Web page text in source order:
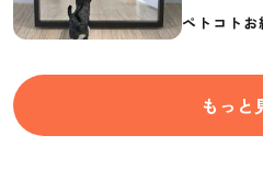
要なもの
ペトコト
もっと